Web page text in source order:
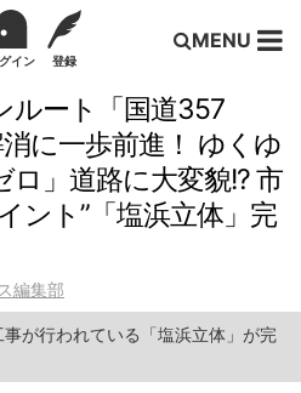
イン 登録
MENU
ルート「国道357
に一歩前進！ ゆくゆ
ロ」道路に大変貌!? 市
ント”「塩浜立体」完
編集部
が行われている「塩浜立体」が完